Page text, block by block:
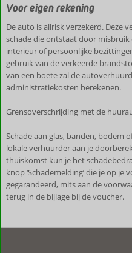
Voor eigen rekening
De auto is allrisk verzekerd. Deze
schade die ontstaat door misbruik
interieur of persoonlijke
gebruik van de verkeerde
van een boete zal de
administratiekosten berekenen.
Grensoverschrijding met de
Schade aan glas, banden, bodem
lokale verhuurder aan je
thuiskomst kun je het
knop ‘Schademelding’ die je op
gegarandeerd, mits aan de
terug in de bijlage bij de voucher.